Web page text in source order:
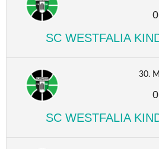
SC WESTFALIA
30.
SC WESTFALIA